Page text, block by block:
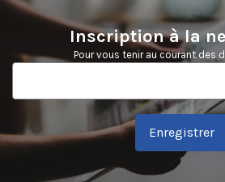
Inscription à la
Pour vous tenir au courant des
Enregistrer